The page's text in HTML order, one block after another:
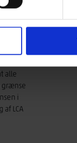
som i
til
alle
grænse
i
LCA